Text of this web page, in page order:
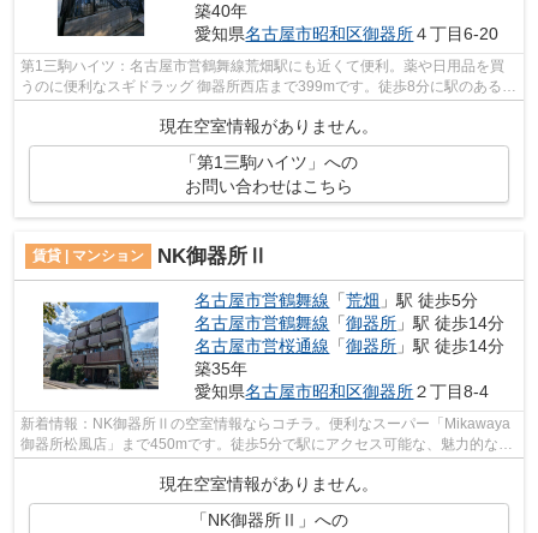
築40年
愛知県名古屋市昭和区御器所４丁目6-20
第1三駒ハイツ：名古屋市営鶴舞線荒畑駅にも近くて便利。薬や日用品を買
うのに便利なスギドラッグ 御器所西店まで399mです。徒歩8分に駅のある、
現在空室情報がありません。
「第1三駒ハイツ」への
お問い合わせはこちら
賃貸 | マンション NK御器所Ⅱ
名古屋市営鶴舞線 「荒畑 」駅 徒歩5分
名古屋市営鶴舞線 「御器所 」駅 徒歩14分
名古屋市営桜通線 「御器所 」駅 徒歩14分
築35年
愛知県名古屋市昭和区御器所２丁目8-4
新着情報：NK御器所Ⅱの空室情報ならコチラ。便利なスーパー「Mikawaya
御器所松風店」まで450mです。徒歩5分で駅にアクセス可能な、魅力的な駅
現在空室情報がありません。
「NK御器所Ⅱ」への